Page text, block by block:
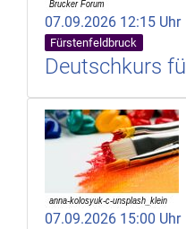
07.09.2026 12:15 Uhr
Fürstenfeldbruck
Deutschkurs
07.09.2026 15:00 Uhr